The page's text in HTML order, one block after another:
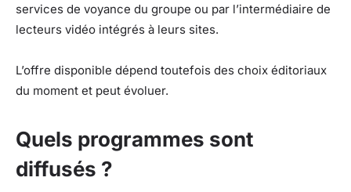
services de voyance du groupe ou par l’intermédiaire de
lecteurs vidéo intégrés à leurs sites.
L’offre disponible dépend toutefois des choix éditoriaux
du moment et peut évoluer.
Quels programmes sont
diffusés ?